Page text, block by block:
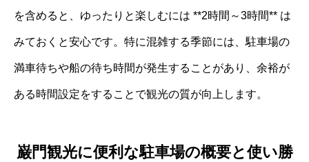
を含めると、ゆったりと楽しむには **2時間～3時間** は
みておくと安心です。特に混雑する季節には、駐車場の
満車待ちや船の待ち時間が発生することがあり、余裕が
ある時間設定をすることで観光の質が向上します。
巌門観光に便利な駐車場の概要と使い勝